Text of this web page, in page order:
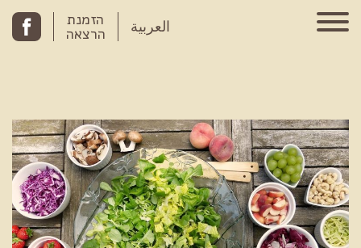
Skip to content
العربية הזמנת
הרצאה